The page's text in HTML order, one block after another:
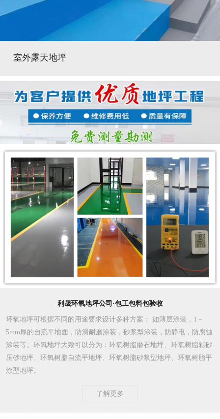
室外露天地坪
利晟环氧地坪公司·包工包料包验收
环氧地坪可根据不同的用途要求设计多种方案 ： 如薄层涂装，1－
5mm厚的自流平地面，防滑耐磨涂装，砂浆型涂装，防静电，防腐蚀
涂装等。环氧地坪大致可以分为：环氧树脂磨石地坪、环氧树脂彩砂
压砂地坪、环氧树脂自流平地坪、环氧树脂砂浆型地坪、环氧树脂平
涂型地坪。
了解更多